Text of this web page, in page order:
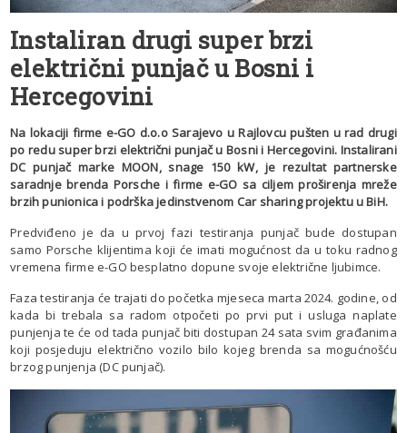
Instaliran drugi super brzi
električni punjač u Bosni i
Hercegovini
Na lokaciji firme e-GO d.o.o Sarajevo u Rajlovcu pušten u rad drugi
po redu super brzi električni punjač u Bosni i Hercegovini. Instalirani
DC punjač marke MOON, snage 150 kW, je rezultat partnerske
saradnje brenda Porsche i firme e-GO sa ciljem proširenja mreže
brzih punionica i podrška jedinstvenom Car sharing projektu u BiH.
Predviđeno je da u prvoj fazi testiranja punjač bude dostupan
samo Porsche klijentima koji će imati mogućnost da u toku radnog
vremena firme e-GO besplatno dopune svoje električne ljubimce.
Faza testiranja će trajati do početka mjeseca marta 2024. godine, od
kada bi trebala sa radom otpočeti po prvi put i usluga naplate
punjenja te će od tada punjač biti dostupan 24 sata svim građanima
koji posjeduju električno vozilo bilo kojeg brenda sa mogućnošću
brzog punjenja (DC punjač).